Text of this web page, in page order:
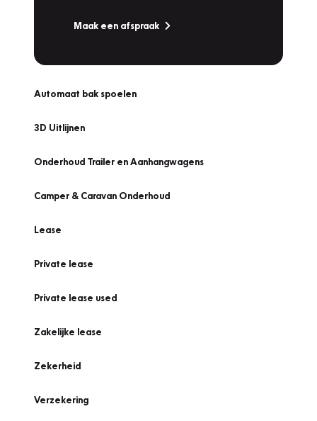
Maak een afspraak
Automaat bak spoelen
3D Uitlijnen
Onderhoud Trailer en Aanhangwagens
Camper & Caravan Onderhoud
Lease
Private lease
Private lease used
Zakelijke lease
Zekerheid
Verzekering